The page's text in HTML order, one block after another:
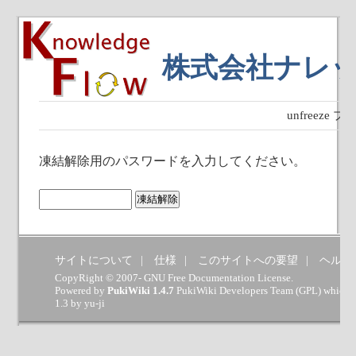
株式会社ナレ
unfreeze プ
凍結解除用のパスワードを入力してください。
サイトについて 仕様 このサイトへの要望 ヘルプ
CopyRight © 2007- GNU Free Documentation License.
Powered by PukiWiki 1.4.7 PukiWiki Developers Team (GPL) which
1.3 by yu-ji